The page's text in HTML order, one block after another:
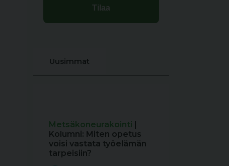
Uusimmat
Metsäkoneurakointi |
Kolumni: Miten opetus
voisi vastata työelämän
tarpeisiin?